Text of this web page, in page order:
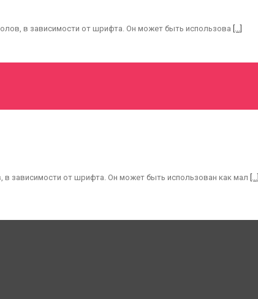
в зависимости от шрифта. Он может быть использова
зависимости от шрифта. Он может быть использован как мал [...]